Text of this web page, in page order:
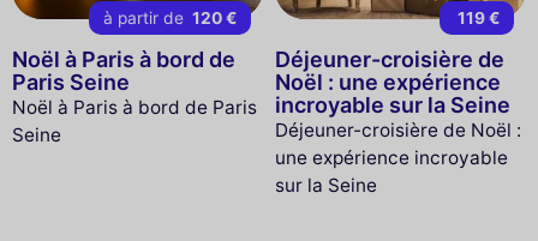
à partir de 120 €
Noël à Paris à bord de
Paris Seine
Noël à Paris à bord de Paris
Seine
119 €
Déjeuner-croisière de
Noël : une expérience
incroyable sur la Seine
Déjeuner-croisière de Noël :
une expérience incroyable
sur la Seine